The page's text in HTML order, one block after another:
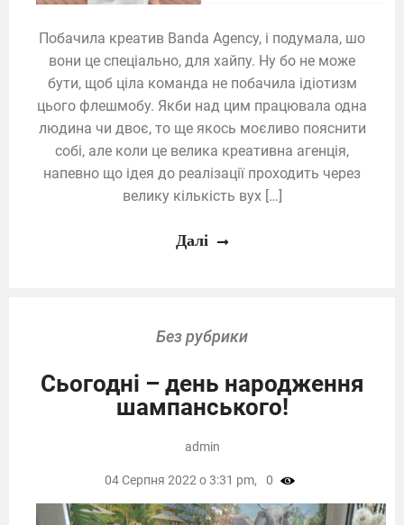
Побачила креатив Banda Agency, і подумала, шо
вони це спеціально, для хайпу. Ну бо не може
бути, щоб ціла команда не побачила ідіотизм
цього флешмобу. Якби над цим працювала одна
людина чи двоє, то ще якось моєливо пояснити
собі, але коли це велика креативна агенція,
напевно що ідея до реалізації проходить через
велику кількість вух […]
Далі
Без рубрики
Сьогодні – день народження
шампанського!
admin
04 Серпня 2022 о 3:31 pm, 0